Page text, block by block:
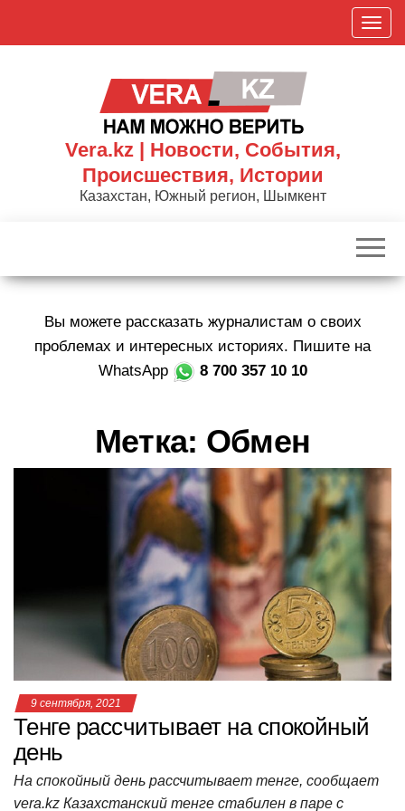
П
о
к
р
и
ю
Vera.kz | Новости, События,
Происшествия, Истории
Казахстан, Южный регион, Шымкент
Вы можете рассказать журналистам о своих
проблемах и интересных историях. Пишите на
WhatsApp
8 700 357 10 10
Метка: Обмен
9 сентября, 2021
Тенге рассчитывает на спокойный
день
На спокойный день рассчитывает тенге, сообщает
vera.kz Казахстанский тенге стабилен в паре с